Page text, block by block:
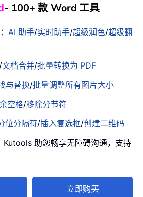
- 100+ 款 Word 工具
： AI 助手/实时助手/超级润色/超级翻
/文档合并/批量转换为 PDF
与替换/批量调整所有图片大小
空格/移除分节符
位分隔符/插入复选框/创建二维码
Kutools 助您畅享无障碍沟通，支持
立即购买